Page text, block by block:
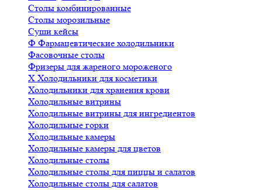
Столы комбинированные
Столы морозильные
Суши кейсы
Ф Фармацевтические холодильники
Фасовочные столы
Фризеры для жареного мороженого
Х Холодильники для косметики
Холодильники для хранения крови
Холодильные витрины
Холодильные витрины для ингредиентов
Холодильные горки
Холодильные камеры
Холодильные камеры для цветов
Холодильные столы
Холодильные столы для пиццы и салатов
Холодильные столы для салатов